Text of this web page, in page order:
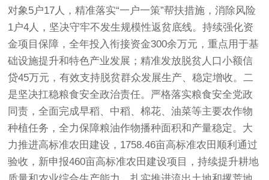
对象5户17人，精准落实“一户一策”帮扶措施，消除风险
1户4人，坚决守牢不发生规模性返贫底线。持续强化资
金项目保障，全年投入衔接资金300余万元，重点用于基
础设施提升和特色产业发展；精准发放脱贫人口小额信
贷45万元，有效支持脱贫群众发展生产、稳定增收。二
是坚决扛稳粮食安全政治责任。严格落实粮食安全党政
同责，全面完成早稻、中稻、棉花、油菜等主要农作物
种植任务，全力保障粮油作物播种面积和产量稳定。大
力推进高标准农田建设，1758.46亩高标准农田顺利通过
验收，新申报460亩高标准农田建设项目，持续提升耕地